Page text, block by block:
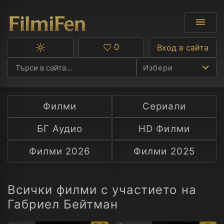
Избери
Ф
С
А
Превключване
тъмна
тема
Любими
0 Вход в сайта
Филми
Сериали
БГ Аудио
HD Филми
Филми 2026
Филми 2025
Всички филми с участието на
Габриел Бейтман